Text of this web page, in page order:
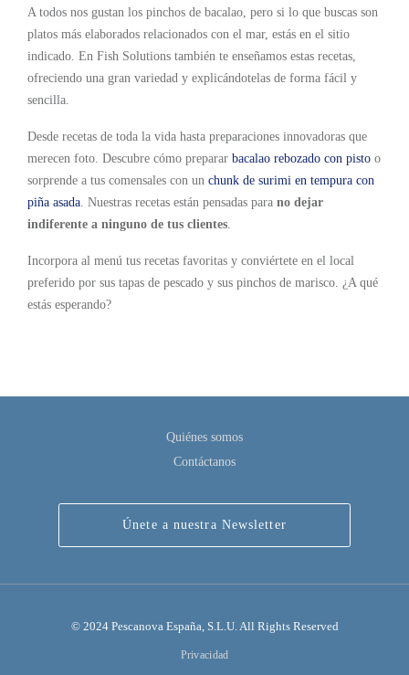
A todos nos gustan los pinchos de bacalao, pero si lo que buscas son
platos más elaborados relacionados con el mar, estás en el sitio
indicado. En Fish Solutions también te enseñamos estas recetas,
ofreciendo una gran variedad y explicándotelas de forma fácil y
sencilla.
Desde recetas de toda la vida hasta preparaciones innovadoras que
merecen foto. Descubre cómo preparar bacalao rebozado con pisto o
sorprende a tus comensales con un chunk de surimi en tempura con
piña asada. Nuestras recetas están pensadas para no dejar
indiferente a ninguno de tus clientes.
Incorpora al menú tus recetas favoritas y conviértete en el local
preferido por sus tapas de pescado y sus pinchos de marisco. ¿A qué
estás esperando?
Quiénes somos
Contáctanos
Únete a nuestra Newsletter
© 2024 Pescanova España, S.L.U. All Rights Reserved
Privacidad